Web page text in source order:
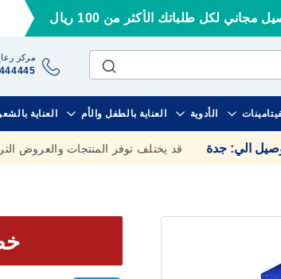
مجاني لكل طلباتك الأكثر من 100 ريال
مركز
الأدوية العناية بالطفل والأم العناية بالشعر
الي: جدة قد يختلف توفر المنتجات والعروض
خصم 50%